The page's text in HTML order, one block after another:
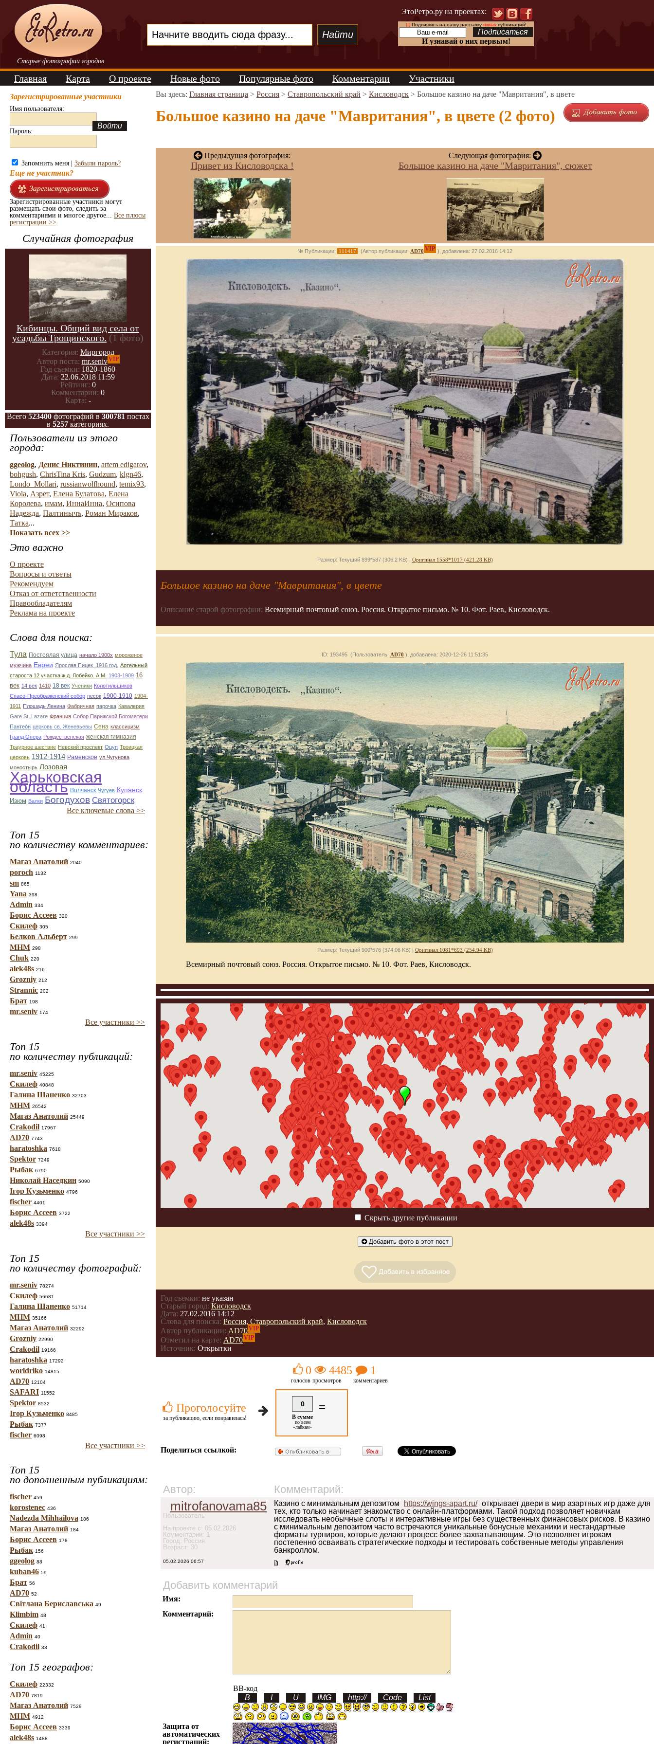
Старые фотографии городов
ЭтоРетро.ру на проектах:
(!)Подпишись на нашу рассылку новыхпубликаций!
И узнавай о них первым!
Главная Карта О проекте Новые фото Популярные фото Комментарии Участники
Зарегистрированные участники
Имя пользователя:
Пароль:
Запомнить меня | Забыли пароль?
Еще не участник?
Зарегистрированные участники могут
размещать свои фото, следить за
комментариями и многое другое... Все плюсы
регистрации >>
Случайная фотография
Кибинцы. Общий вид села от
усадьбы Трощинского. (1 фото)
Категория: Миргород
Автор поста: mr.senivVIP
Год съемки: 1820-1860
Дата: 22.06.2018 11:59
Рейтинг: 0
Комментарии: 0
Карта: -
Всего 523400фотографий в 300781 постах
в 5257 категориях.
Пользователи из этого
города:
ggeolog, Денис Никтинин, artem edigarov,
bohgush, ChrisTina Kris, Gudzum, klgn46,
Londo_Mollari, russianwolfhound, temix93,
Viola, Азрет, Елена Булатова, Елена
Королева, имам, ИннаИнна, Осипова
Надежда, Палтинычъ, Роман Мираков,
Татка...
Показать всех >>
Это важно
О проекте
Вопросы и ответы
Рекомендуем
Отказ от ответственности
Правообладателям
Реклама на проекте
Слова для поиска:
Тула Постоялая улица начало 1900х мороженое
мужчина Евреи Ярослав Пицек .1916 год. Артельный
староста 12 участка ж.д. Лобейко. А.М.
1903-1909 16
век 14 век 1410 18 век Ученики Колотильшиков
Спасо-Преображенский собор песок 1900-1910 1904-
1911 Плошадь Ленина Фабричная парочка Кавалерия
Gare St. Lazare Франция Собор Парижской Богоматери
Пантео́н церковь св. Женевьевы Сена классицизм
Гранд Опера Рождественская женская гимназия
Траурное шествие Невский проспект Оцуп Троицкая
церковь 1912-1914 Раменское ул.Чугунова
моностырь Лозовая
Харьковская
область Волчанск Чугуев Купянск
Изюм Валки Богодухов Святогорск
Все ключевые слова >>
Топ 15
по количеству комментариев:
Магаз Анатолий 2040
poroch 1132
sm 865
Yana 398
Admin 334
Борис Ассеев 320
Скилеф 305
Белков Альберт 299
МНМ 298
Chuk 220
alek48s 216
Grozniy 212
Strannic 202
Брат 198
mr.seniv 174
Все участники >>
Топ 15
по количеству публикаций:
mr.seniv 45225
Скилеф 40848
Галина Шаненко 32703
МНМ 26542
Магаз Анатолий 25449
Crakodil 17967
AD70 7743
haratoshka 7618
Spektor 7249
Рыбак 6790
Николай Наседкин 5090
Ігор Кузьменко 4796
fischer 4401
Борис Ассеев 3722
alek48s 3394
Все участники >>
Топ 15
по количеству фотографий:
mr.seniv 78274
Скилеф 56681
Галина Шаненко 51714
МНМ 35166
Магаз Анатолий 32292
Grozniy 22990
Crakodil 19166
haratoshka 17292
worldriko 14815
AD70 12104
SAFARI 11552
Spektor 8532
Ігор Кузьменко 8485
Рыбак 7377
fischer 6098
Все участники >>
Топ 15
по дополненным публикациям:
fischer 459
korostenec 436
Nadezda Mihhailova 186
Магаз Анатолий 184
Борис Ассеев 178
Рыбак 156
ggeolog 88
kuban46 59
Брат 56
AD70 52
Світлана Бериславська 49
Klimbim 48
Скилеф 41
Admin 40
Crakodil 33
Топ 15 географов:
Скилеф 22332
AD70 7819
Магаз Анатолий 7529
МНМ 4912
Борис Ассеев 3339
alek48s 1488
Вы здесь: Главная страница > Россия > Ставропольский край > Кисловодск > Большое казино на даче "Мавритания", в цвете
Большое казино на даче "Мавритания", в цвете (2 фото)
Предыдущая фотография:
Привет из Кисловодска !
Следующая фотография:
Большое казино на даче "Мавритания", сюжет
№ Публикации: 111417 (Автор публикации: AD70 VIP ), добавлена: 27.02.2016 14:12
Размер: Текущий 899*587 (306.2 KB) | Оригинал 1558*1017 (421.28 KB)
Большое казино на даче "Мавритания", в цвете
Описание старой фотографии: Всемирный почтовый союз. Россия. Открытое письмо. № 10. Фот. Раев, Кисловодск.
ID: 193495 (Пользователь AD70 ), добавлена: 2020-12-26 11:51:35
Размер: Текущий 900*576 (374.06 KB) | Оригинал 1081*693 (254.94 KB)
Всемирный почтовый союз. Россия. Открытое письмо. № 10. Фот. Раев, Кисловодск.
Скрыть другие публикации
Добавить фото в этот пост
Год съемки: не указан
Старый город: Кисловодск
Дата: 27.02.2016 14:12
Слова для поиска: Россия, Ставропольский край, Кисловодск
Автор публикации: AD70VIP
Отметил на карте: AD70VIP
Источник: Открытки
Проголосуйте
за публикацию, если понравилась!
0
голосов
4485
просмотров
1
комментариев
0
В сумме
по всем
«лайкам»
=
Поделиться ссылкой:
Автор: Комментарий:
mitrofanovama85
Пользователь
На проекте с: 05.02.2026
Комментарии: 1
Город: Россия
Возраст: 30
Казино с минимальным депозитом https://wings-apart.ru/ открывает двери в мир азартных игр даже для
тех, кто только начинает знакомство с онлайн-платформами. Такой подход позволяет новичкам
исследовать необычные слоты и интерактивные игры без существенных финансовых рисков. В казино
с минимальным депозитом часто встречаются уникальные бонусные механики и нестандартные
форматы турниров, которые делают процесс более захватывающим. Это позволяет игрокам
постепенно осваивать стратегические подходы и тестировать собственные методы управления
банкроллом.
05.02.2026 06:57
Добавить комментарий
Имя:
Комментарий:
BB-код
Защита от
автоматических
регистраций: